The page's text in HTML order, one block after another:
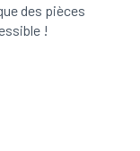
des pièces
!